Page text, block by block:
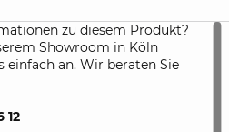
zu diesem Produkt?
Showroom in Köln
einfach an. Wir beraten Sie
12